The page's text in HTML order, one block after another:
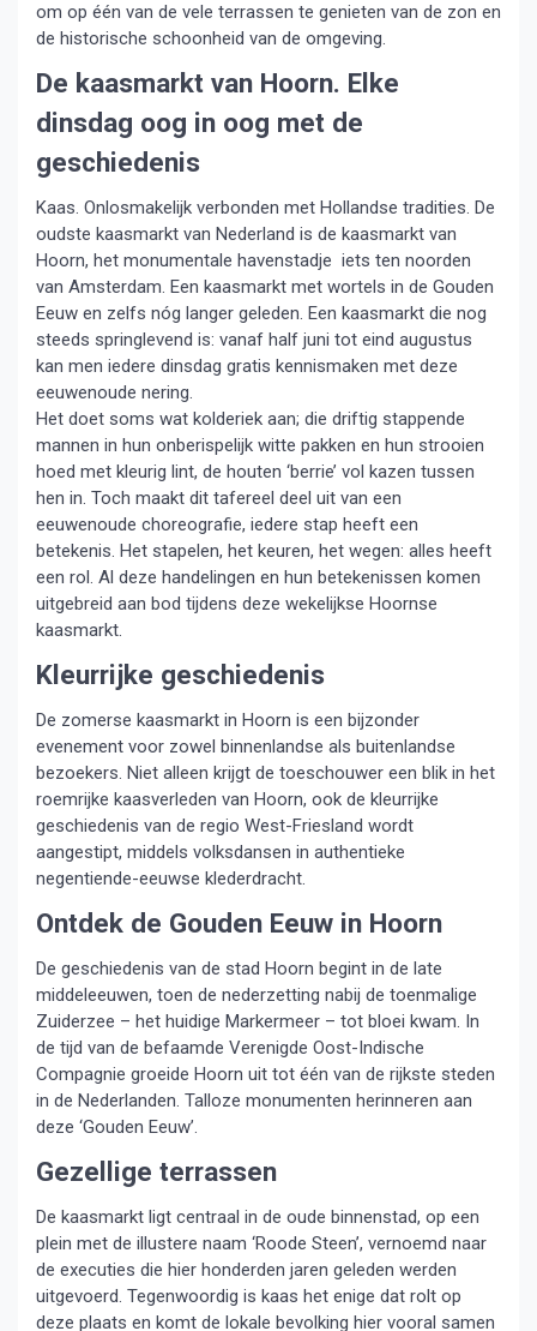
om op één van de vele terrassen te genieten van de zon en
de historische schoonheid van de omgeving.
De kaasmarkt van Hoorn. Elke
dinsdag oog in oog met de
geschiedenis
Kaas. Onlosmakelijk verbonden met Hollandse tradities. De
oudste kaasmarkt van Nederland is de kaasmarkt van
Hoorn, het monumentale havenstadje iets ten noorden
van Amsterdam. Een kaasmarkt met wortels in de Gouden
Eeuw en zelfs nóg langer geleden. Een kaasmarkt die nog
steeds springlevend is: vanaf half juni tot eind augustus
kan men iedere dinsdag gratis kennismaken met deze
eeuwenoude nering.
Het doet soms wat kolderiek aan; die driftig stappende
mannen in hun onberispelijk witte pakken en hun strooien
hoed met kleurig lint, de houten ‘berrie’ vol kazen tussen
hen in. Toch maakt dit tafereel deel uit van een
eeuwenoude choreografie, iedere stap heeft een
betekenis. Het stapelen, het keuren, het wegen: alles heeft
een rol. Al deze handelingen en hun betekenissen komen
uitgebreid aan bod tijdens deze wekelijkse Hoornse
kaasmarkt.
Kleurrijke geschiedenis
De zomerse kaasmarkt in Hoorn is een bijzonder
evenement voor zowel binnenlandse als buitenlandse
bezoekers. Niet alleen krijgt de toeschouwer een blik in het
roemrijke kaasverleden van Hoorn, ook de kleurrijke
geschiedenis van de regio West-Friesland wordt
aangestipt, middels volksdansen in authentieke
negentiende-eeuwse klederdracht.
Ontdek de Gouden Eeuw in Hoorn
De geschiedenis van de stad Hoorn begint in de late
middeleeuwen, toen de nederzetting nabij de toenmalige
Zuiderzee – het huidige Markermeer – tot bloei kwam. In
de tijd van de befaamde Verenigde Oost-Indische
Compagnie groeide Hoorn uit tot één van de rijkste steden
in de Nederlanden. Talloze monumenten herinneren aan
deze ‘Gouden Eeuw’.
Gezellige terrassen
De kaasmarkt ligt centraal in de oude binnenstad, op een
plein met de illustere naam ‘Roode Steen’, vernoemd naar
de executies die hier honderden jaren geleden werden
uitgevoerd. Tegenwoordig is kaas het enige dat rolt op
deze plaats en komt de lokale bevolking hier vooral samen